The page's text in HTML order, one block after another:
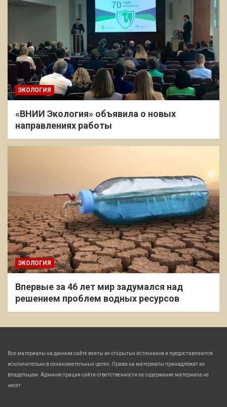
ЭКОЛОГИЯ
«ВНИИ Экология» объявила о новых
направлениях работы
ЭКОЛОГИЯ
Впервые за 46 лет мир задумался над
решением проблем водных ресурсов
Все материалы на данном сайте взяты из открытых источников и предоставляются
исключительно в ознакомительных целях. Права на материалы принадлежат их
владельцам. Администрация сайта ответственности за содержание материала не
несет.